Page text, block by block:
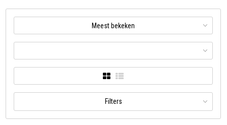
Meest bekeken
Filters